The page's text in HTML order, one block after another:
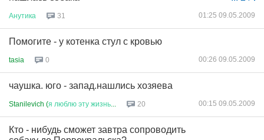
Анутика 31 01:25 09.05.2009
Помогите - у котенка стул с кровью
tasia 0 00:26 09.05.2009
чаушка. юго - запад.нашлись хозяева
Stanilevich (я люблю эту жизнь 20 00:15 09.05.2009
Кто - нибудь сможет завтра сопроводить